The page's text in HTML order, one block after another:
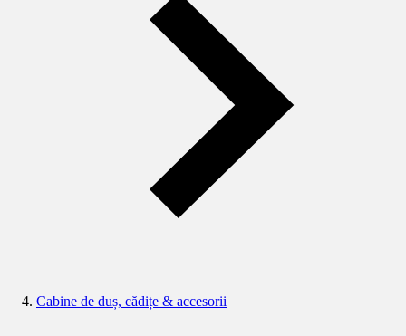
Cabine de duș, cădițe & accesorii